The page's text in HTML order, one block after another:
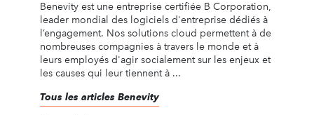
Benevity est une entreprise certifiée B Corporation,
leader mondial des logiciels d'entreprise dédiés à
l’engagement. Nos solutions cloud permettent à de
nombreuses compagnies à travers le monde et à
leurs employés d'agir socialement sur les enjeux et
les causes qui leur tiennent à ...
Tous les articles Benevity